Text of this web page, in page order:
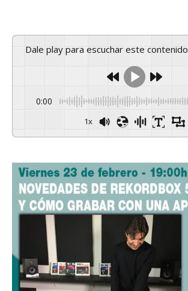
Dale play para escuchar este contenido
0:00
1x